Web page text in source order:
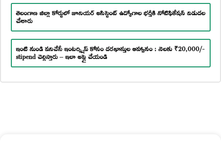
తెలంగాణ జిల్లా కోర్టులో జూనియర్ అసిస్టెంట్ ఉద్యోగాల భర్తీకి నోటిఫికేషన్ విడుదల
చేశారు
ఇంటి నుండి పనిచేసే ఇంటర్న్షిప్ కోసం దరఖాస్తుల ఆహ్వానం : నెలకు ₹20,000/-
stipend చెల్లిస్తారు – ఇలా అప్లై చేయండి